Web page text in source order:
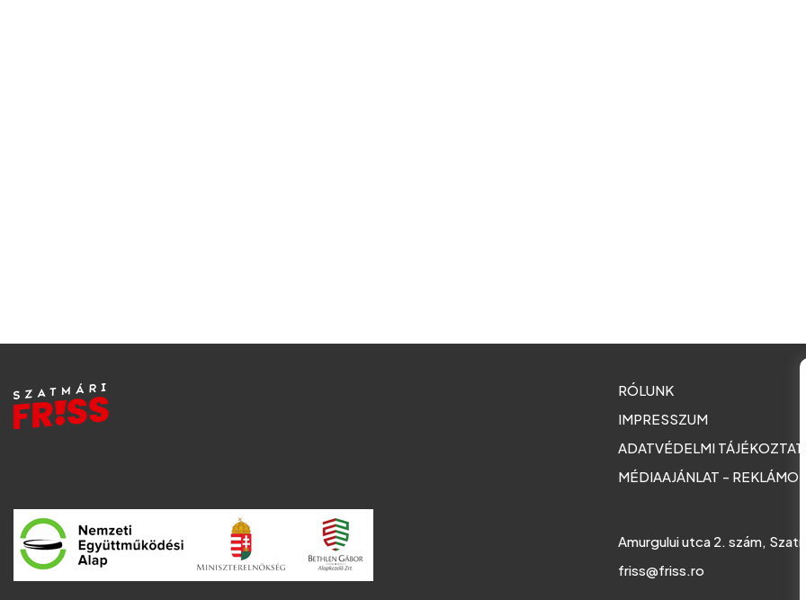
RÓLUNK
IMPRESSZUM
ADATVÉDELMI
MÉDIAAJÁNLAT -
Amurgului utca 2. szám,
friss@friss.ro